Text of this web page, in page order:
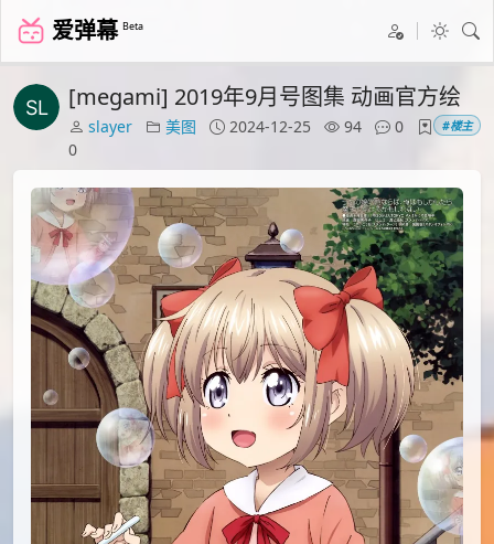
爱弹幕 Beta
[megami] 2019年9月号图集 动画官方绘
slayer 美图 2024-12-25 94
0
0
#楼主